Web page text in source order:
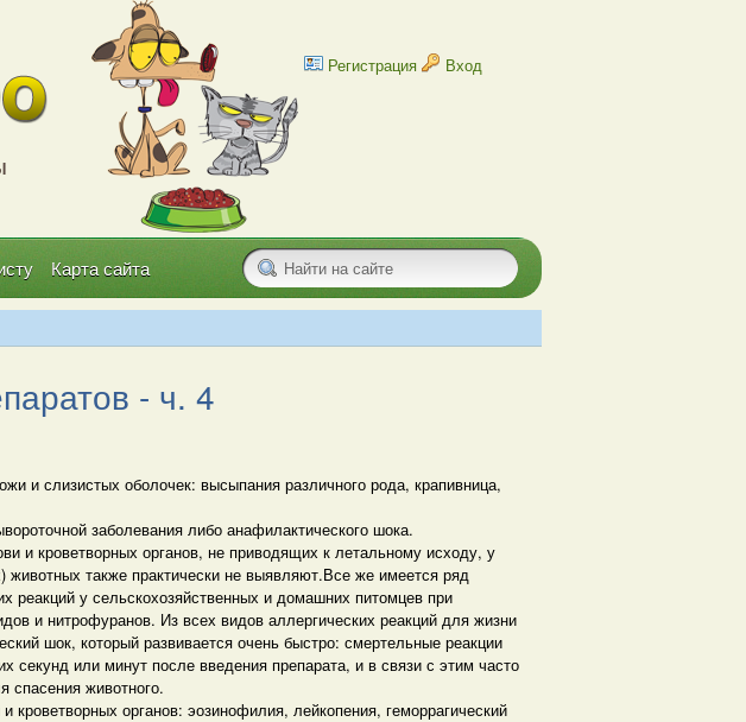
Регистрация Вход
Карта сайта
- ч. 4
и слизистых оболочек: высыпания различного рода, крапивница,
заболевания либо анафилактического шока.
и кроветворных органов, не приводящих к летальному исходу, у
животных также практически не выявляют.Все же имеется ряд
реакций у сельскохозяйственных и домашних питомцев при
и нитрофуранов. Из всех видов аллергических реакций для жизни
шок, который развивается очень быстро: смертельные реакции
секунд или минут после введения препарата, и в связи с этим часто
спасения животного.
кроветворных органов: эозинофилия, лейкопения, геморрагический